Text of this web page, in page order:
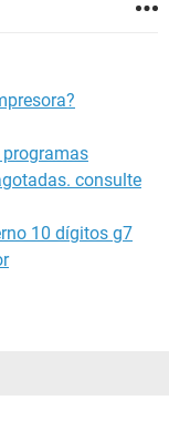
programas
consulte
10 dígitos g7